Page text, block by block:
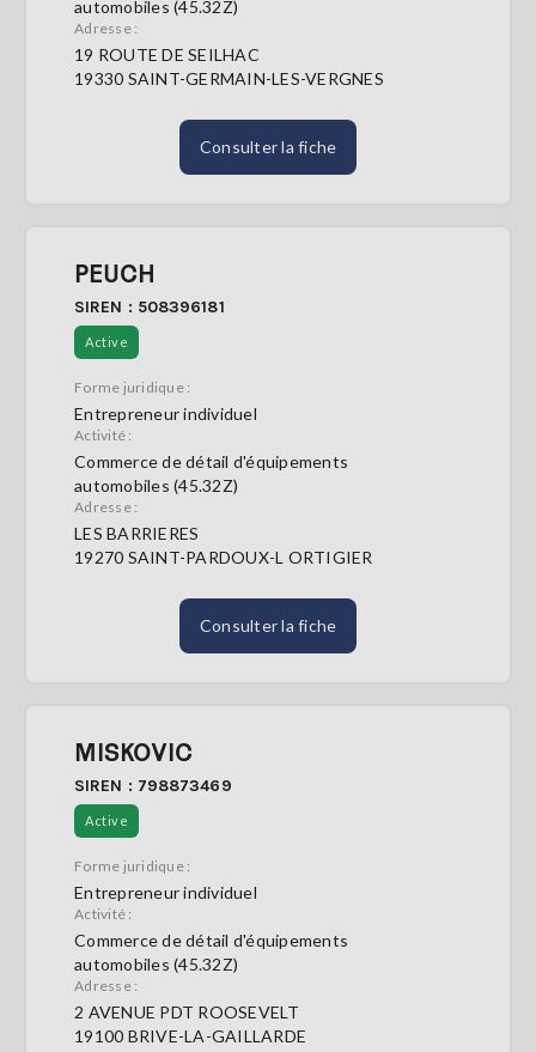
automobiles (45.32Z)
Adresse :
19 ROUTE DE SEILHAC
19330 SAINT-GERMAIN-LES-VERGNES
Consulter la fiche
PEUCH
SIREN : 508396181
Active
Forme juridique :
Entrepreneur individuel
Activité :
Commerce de détail d'équipements
automobiles (45.32Z)
Adresse :
LES BARRIERES
19270 SAINT-PARDOUX-L ORTIGIER
Consulter la fiche
MISKOVIC
SIREN : 798873469
Active
Forme juridique :
Entrepreneur individuel
Activité :
Commerce de détail d'équipements
automobiles (45.32Z)
Adresse :
2 AVENUE PDT ROOSEVELT
19100 BRIVE-LA-GAILLARDE